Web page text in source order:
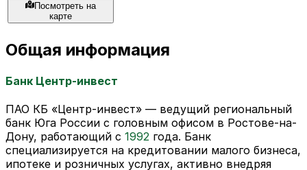
Посмотреть на
карте
Общая информация
Банк Центр-инвест
ПАО КБ «Центр-инвест» — ведущий региональный
банк Юга России с головным офисом в Ростове-на-
Дону, работающий с 1992 года. Банк
специализируется на кредитовании малого бизнеса,
ипотеке и розничных услугах, активно внедряя